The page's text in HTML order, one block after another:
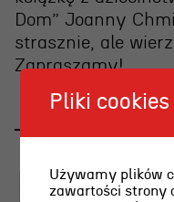
Dom” Joanny
strasznie, ale
Zapraszamy!
Pliki cookies
Używamy plików
zawartości strony